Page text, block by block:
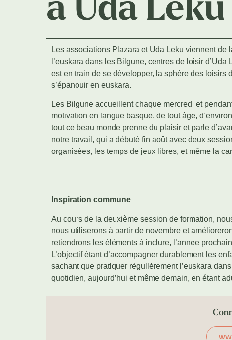
à Uda Leku
Les associations Plazara et Uda Leku viennent de
l’euskara dans les Bilgune, centres de loisir
est en train de se développer, la sphère des
s’épanouir en euskara.
Les Bilgune accueillent chaque mercredi et
motivation en langue basque, de tout âge,
tout ce beau monde prenne du plaisir et parle
notre travail, qui a débuté fin août avec deux
organisées, les temps de jeux libres, et même la
Inspiration commune
Au cours de la deuxième session de formation,
nous utiliserons à partir de novembre et
retiendrons les éléments à inclure, l’année
L’objectif étant d’accompagner durablement les
sachant que pratiquer régulièrement l’euskara
quotidien, aujourd’hui et même demain, en étant